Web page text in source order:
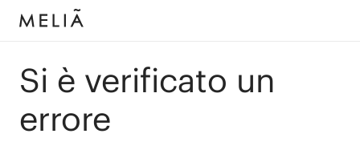
Si è verificato un
errore